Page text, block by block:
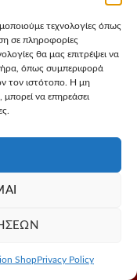
τεχνολογίες όπως
σε πληροφορίες
θα μας επιτρέψει να
όπως συμπεριφορά
τον ιστότοπο. Η μη
να επηρεάσει
ShopPrivacy Policy
reserved